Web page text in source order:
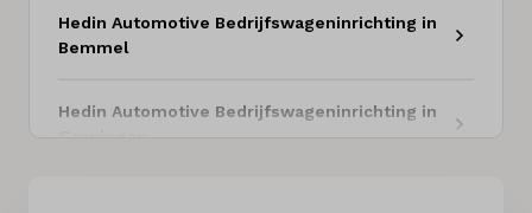
Hedin Automotive Bedrijfswageninrichting in
Bemmel
Hedin Automotive Bedrijfswageninrichting in